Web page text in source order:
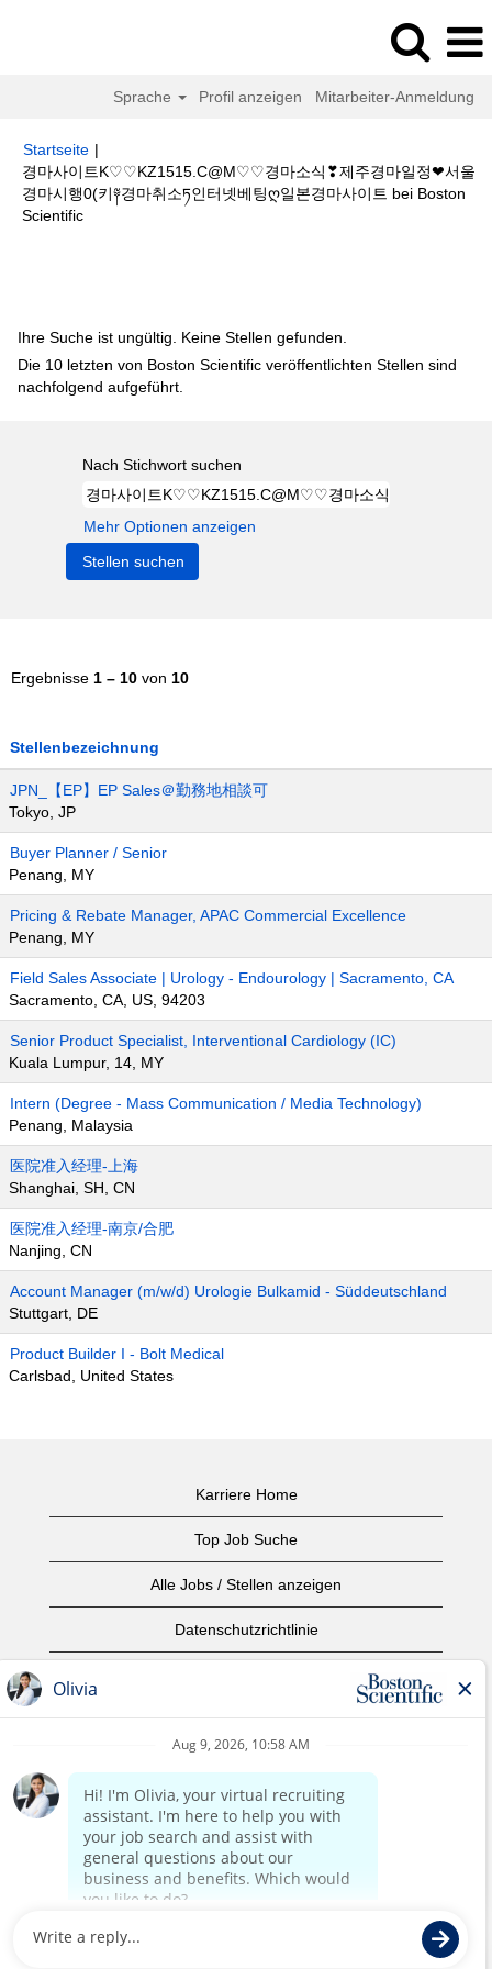
Sprache Profil anzeigen Mitarbeiter-Anmeldung
Startseite |
경마사이트K♡♡KZ1515.C@M♡♡경마소식❣제주경마일정❤서울
경마시행0(키༈경마취소ཏ인터넷베팅ღ일본경마사이트 bei Boston
Scientific(aktuelle
Ihre Suche ist ungültig. Keine Stellen gefunden.
Die 10 letzten von Boston Scientific veröffentlichten Stellen sind
nachfolgend aufgeführt.
Nach Stichwort suchen
Mehr Optionen anzeigen
Ergebnisse 1 – 10 von 10
Stellenbezeichnung
JPN_【EP】EP Sales＠勤務地相談可
Tokyo, JP
Buyer Planner / Senior
Penang, MY
Pricing & Rebate Manager, APAC Commercial Excellence
Penang, MY
Field Sales Associate | Urology - Endourology | Sacramento, CA
Sacramento, CA, US, 94203
Senior Product Specialist, Interventional Cardiology (IC)
Kuala Lumpur, 14, MY
Intern (Degree - Mass Communication / Media Technology)
Penang, Malaysia
医院准入经理-上海
Shanghai, SH, CN
医院准入经理-南京/合肥
Nanjing, CN
Account Manager (m/w/d) Urologie Bulkamid - Süddeutschland
Stuttgart, DE
Product Builder I - Bolt Medical
Carlsbad, United States
Karriere Home
Top Job Suche
Alle Jobs / Stellen anzeigen
Datenschutzrichtlinie
Urheberrecht
home page